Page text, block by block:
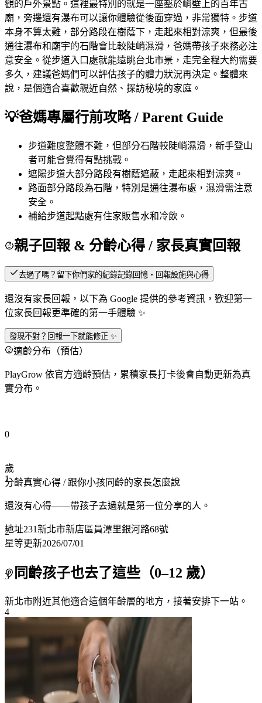
觀的戶外景點。這裡最特別的就是一座鑿於峭壁上的百年古
廟，旁邊還有瀑布可以讓你體驗從後面穿過，非常獨特。步道
本身不算太難，部分路段在樹蔭下，走起來相對涼爽，但最後
通往瀑布和廟宇的石階會比較陡峭濕滑，爸媽帶孩子來務必注
意安全。從步道入口處就能遠眺台北市景，走完全程大約需要
多久，建議爸媽們可以評估孩子的體力狀況再決定。整體來
說，是個適合喜歡親近自然、探訪秘境的家庭。
💡爸媽專屬行前攻略 / Parent Guide
步道難度整體不難，但部分石階較陡峭濕滑，新手登山
者可能會覺得有點挑戰。
遮陽步道大部分路段有樹蔭遮蔽，走起來相對涼爽。
路面部分路段為石階，特別是通往瀑布處，濕滑需注意
安全。
補給步道起點處有住家販售水和冷飲。
親子回報 & 分齡心得 / 家長真實回報
去過了嗎？留下你們家的紀錄記錄回憶・回報設施與心得
還沒有家長回報，以下為 Google 提供的參考資訊，歡迎第一
位家長回報更準確的第一手體驗 ✨
發現不對？回報一下就能修正 ✨
適齡分布（預估）
PlayGrow 依官方適齡預估，累積家長打卡後會自動更新為真
實分布。
0
1
2
3
4
5
歲
分齡真實心得 / 跟你小孩同齡的家長怎麼說
還沒有心得——帶孩子去過就是第一位分享的人。
地址231新北市新店區員潭里銀河路68號
星等更新2026/07/01
同齡孩子也去了這些（0–12 歲）
新北市附近其他適合這個年齡層的地方，接著安排下一站。